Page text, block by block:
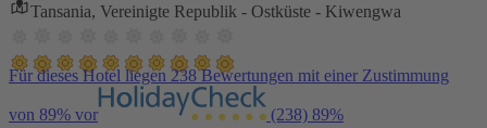
Tansania, Vereinigte Republik - Ostküste - Kiwengwa
Für dieses Hotel liegen 238 Bewertungen mit einer Zustimmung
von 89% vor (238) 89%